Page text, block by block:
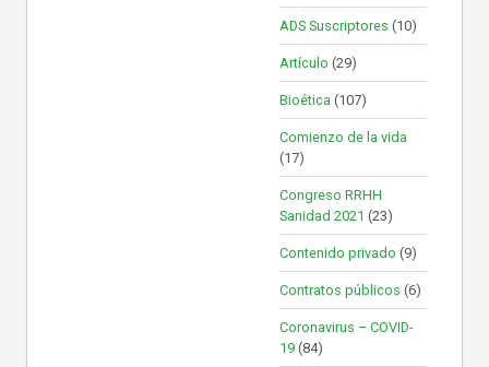
ADS Suscriptores (10)
Artículo (29)
Bioética (107)
Comienzo de la vida
(17)
Congreso RRHH
Sanidad 2021 (23)
Contenido privado (9)
Contratos públicos (6)
Coronavirus – COVID-
19 (84)